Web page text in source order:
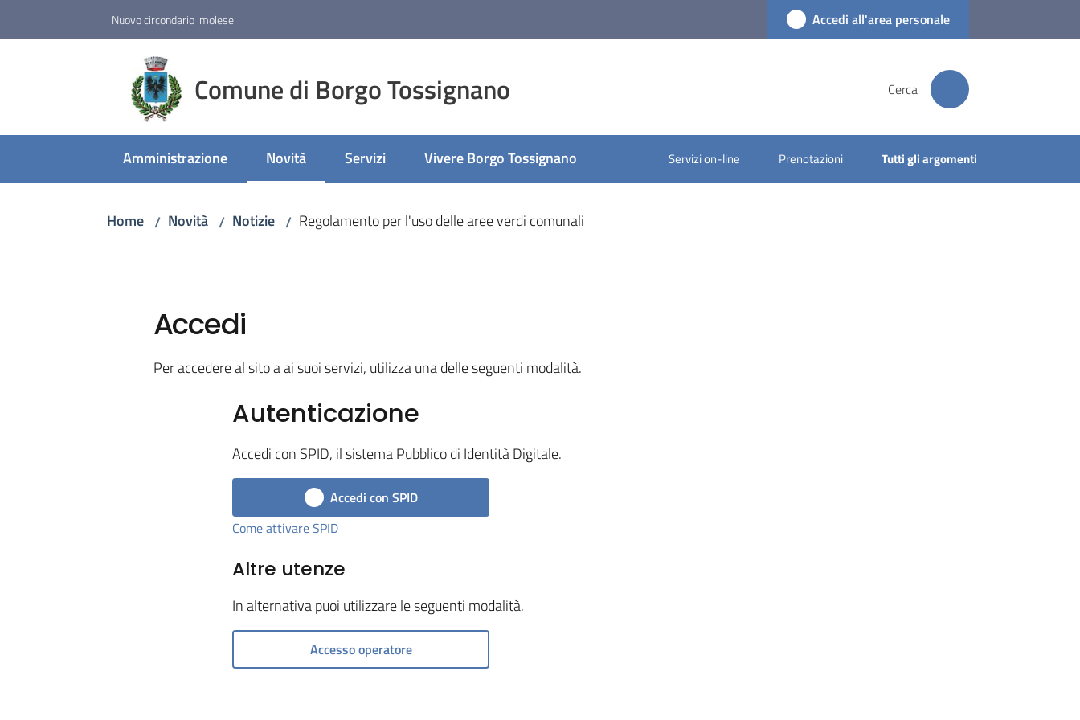
Nuovo circondario imolese Accedi all'area personale
Comune di Borgo Tossignano Cerca
Amministrazione Novità
Menu selezionato
Servizi Vivere Borgo Tossignano Servizi on-line Prenotazioni Tutti gli argomenti
Home / Novità / Notizie / Regolamento per l'uso delle aree verdi comunali
Accedi
Per accedere al sito a ai suoi servizi, utilizza una delle seguenti modalità.
Autenticazione
Accedi con SPID, il sistema Pubblico di Identità Digitale.
Accedi con SPID
Come attivare SPID
Altre utenze
In alternativa puoi utilizzare le seguenti modalità.
Accesso operatore